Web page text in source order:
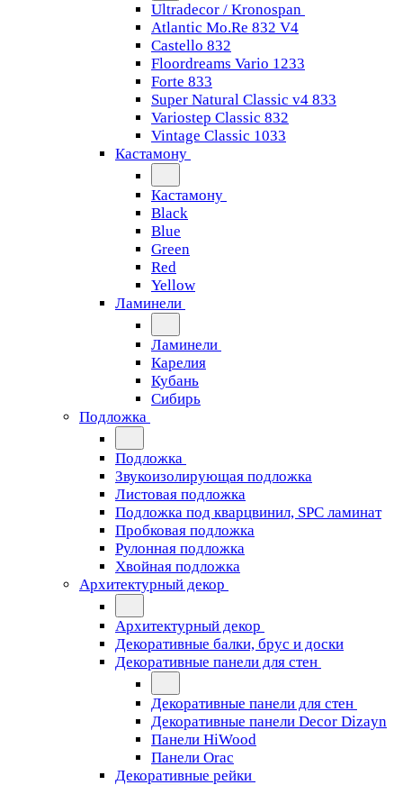
Ultradecor / Kronospan
Atlantic Mo.Re 832 V4
Castello 832
Floordreams Vario 1233
Forte 833
Super Natural Classic v4 833
Variostep Classic 832
Vintage Classic 1033
Кастамону
Кастамону
Black
Blue
Green
Red
Yellow
Ламинели
Ламинели
Карелия
Кубань
Сибирь
Подложка
Подложка
Звукоизолирующая подложка
Листовая подложка
Подложка под кварцвинил, SPC ламинат
Пробковая подложка
Рулонная подложка
Хвойная подложка
Архитектурный декор
Архитектурный декор
Декоративные балки, брус и доски
Декоративные панели для стен
Декоративные панели для стен
Декоративные панели Decor Dizayn
Панели HiWood
Панели Orac
Декоративные рейки